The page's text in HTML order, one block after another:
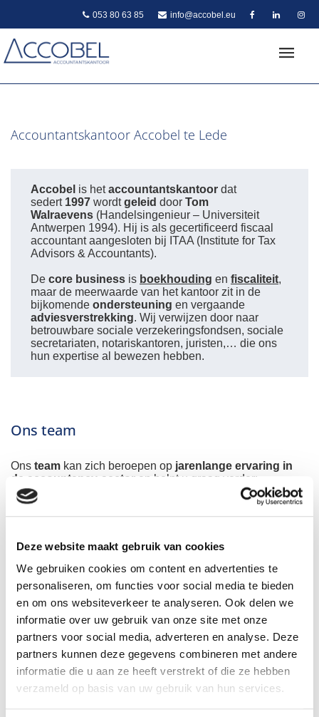
Deze website maakt gebruik van cookies
We gebruiken cookies om content en advertenties te
personaliseren, om functies voor social media te bieden
en om ons websiteverkeer te analyseren. Ook delen we
informatie over uw gebruik van onze site met onze
partners voor social media, adverteren en analyse. Deze
partners kunnen deze gegevens combineren met andere
informatie die u aan ze heeft verstrekt of die ze hebben
verzameld op basis van uw gebruik van hun services.
053 80 63 85 info@accobel.eu
Accountantskantoor Accobel te Lede
Accobel is hetaccountantskantoor dat
sedert 1997 wordtgeleid door Tom
Walraevens (Handelsingenieur – Universiteit
Antwerpen 1994). Hij is als gecertificeerd fiscaal
accountant aangesloten bij ITAA (Institute for Tax
Advisors & Accountants).
De core business is boekhouding en fiscaliteit,
maar de meerwaarde van het kantoor zit in de
bijkomende ondersteuning en vergaande
adviesverstrekking. Wij verwijzen door naar
betrouwbare sociale verzekeringsfondsen, sociale
secretariaten, notariskantoren, juristen,… die ons
hun expertise al bewezen hebben.
Ons team
Ons team kan zich beroepen op jarenlange ervaring in
de accountancy-sector en helpt u graag verder:
Liesbeth
Karolien
Jens
Katrien
Tom
Onze klanten
Ons gewaardeerdcliënteelbestaat uit kleine en
middelgrote bedrijven in de meest uiteenlopende
sectoren. Wij delen met de meerderheid van onze klanten